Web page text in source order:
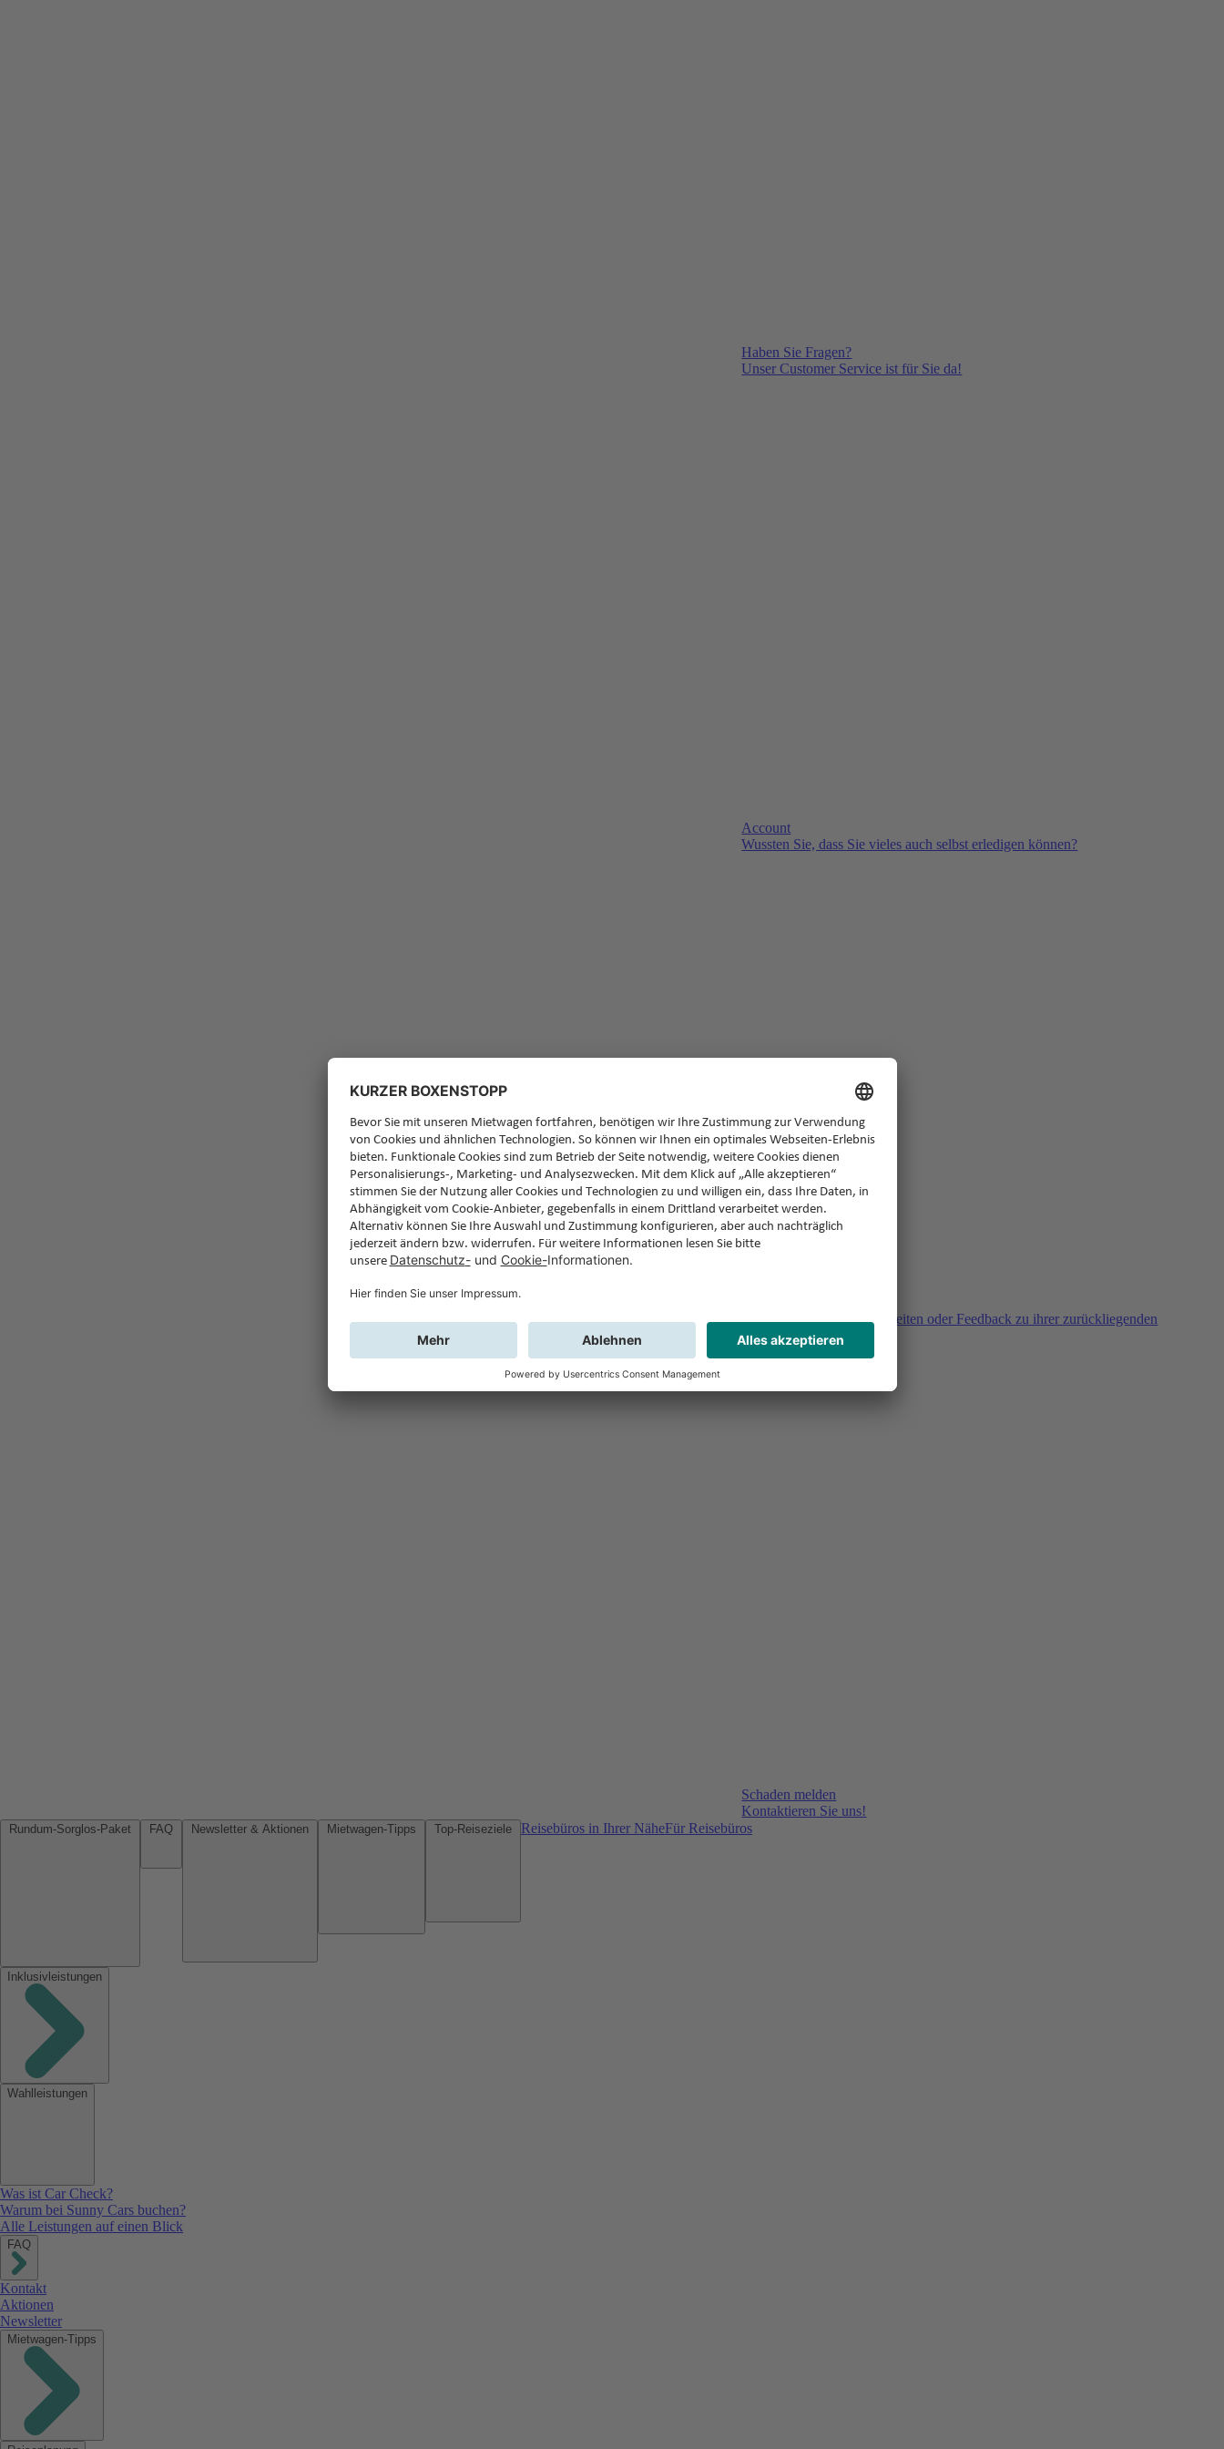
Haben Sie Fragen?
Unser Customer Service ist für Sie da!
Account
Wussten Sie, dass Sie vieles auch selbst erledigen können?
Sie haben Fragen, Unklarheiten oder Feedback zu ihrer zurückliegenden
Buchung?
Schaden melden
Kontaktieren Sie uns!
Reisebüros in Ihrer NäheFür Reisebüros
Inklusivleistungen
Wahlleistungen
Was ist Car Check?
Warum bei Sunny Cars buchen?
Alle Leistungen auf einen Blick
FAQ
Kontakt
Aktionen
Newsletter
Mietwagen-Tipps